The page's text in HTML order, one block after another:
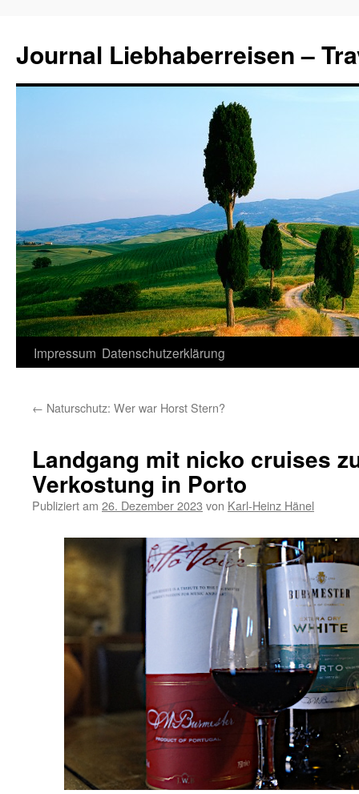
Journal Liebhaberreisen –
Zum
springen
Impressum Datenschutzerklärung
← Naturschutz: Wer war Horst Stern?
Landgang mit nicko cruises
Verkostung in Porto
Publiziert am 26. Dezember 2023 von Karl-Heinz Hänel